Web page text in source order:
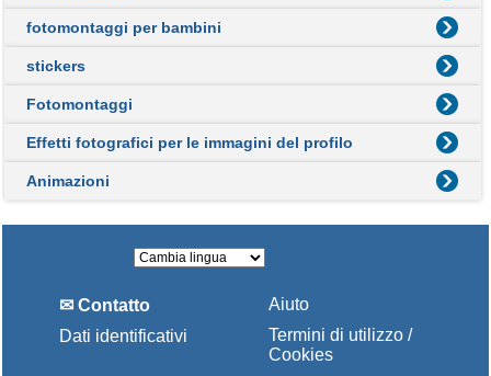
fotomontaggi per bambini
stickers
Fotomontaggi
Effetti fotografici per le immagini del profilo
Animazioni
✉ Contatto
Dati identificativi
Aiuto
Termini di utilizzo /
Cookies